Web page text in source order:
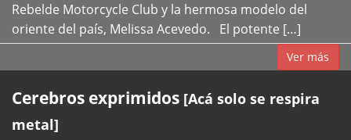
Rebelde Motorcycle Club y la hermosa modelo del
oriente del país, Melissa Acevedo. El potente […]
Ver más
Cerebros exprimidos [Acá solo se respira
metal]